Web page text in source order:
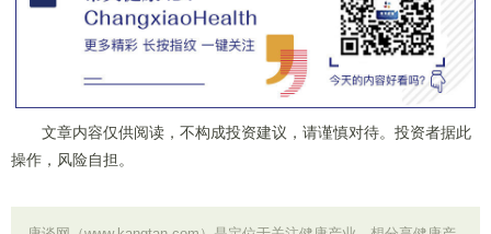
文章内容仅供阅读，不构成投资建议，请谨慎对待。投资者据此
操作，风险自担。